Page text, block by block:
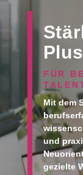
Plus
FÜR
Mit dem
und
gezielte